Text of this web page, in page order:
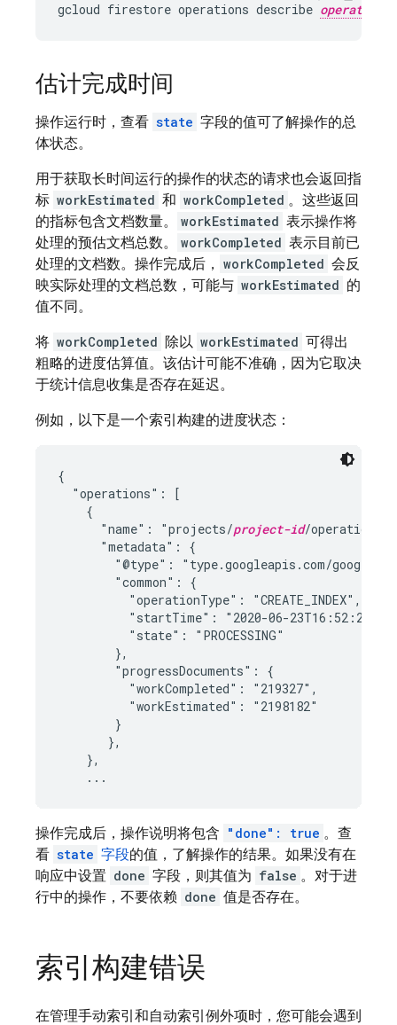
gcloud firestore operations describe operation-
估计完成时间
操作运行时，查看 state 字段的值可了解操作的总
体状态。
用于获取长时间运行的操作的状态的请求也会返回指
标 workEstimated 和 workCompleted 。这些返回
的指标包含文档数量。
workEstimated 表示操作将
处理的预估文档总数。
workCompleted 表示目前已
处理的文档数。操作完成后， workCompleted 会反
映实际处理的文档总数，可能与 workEstimated 的
值不同。
将 workCompleted 除以 workEstimated 可得出
粗略的进度估算值。该估计可能不准确，因为它取决
于统计信息收集是否存在延迟。
例如，以下是一个索引构建的进度状态：
{
  "operations": [
    {
      "name": "projects/
project-id/operations/
      "metadata": {
"@type": "type.googleapis.com/
        "common": {
          "operationType": "CREATE_INDEX",
"startTime": "2020-06-
          "state": "PROCESSING"
        },
        "progressDocuments": {
          "workCompleted": "219327",
          "workEstimated": "2198182"
        }
       },
    },
操作完成后，操作说明将包含 "done": true 。查
看 state 字段的值，了解操作的结果。如果没有在
响应中设置 done 字段，则其值为 false 。对于进
行中的操作，不要依赖 done 值是否存在。
索引构建错误
在管理手动索引和自动索引例外项时，您可能会遇到